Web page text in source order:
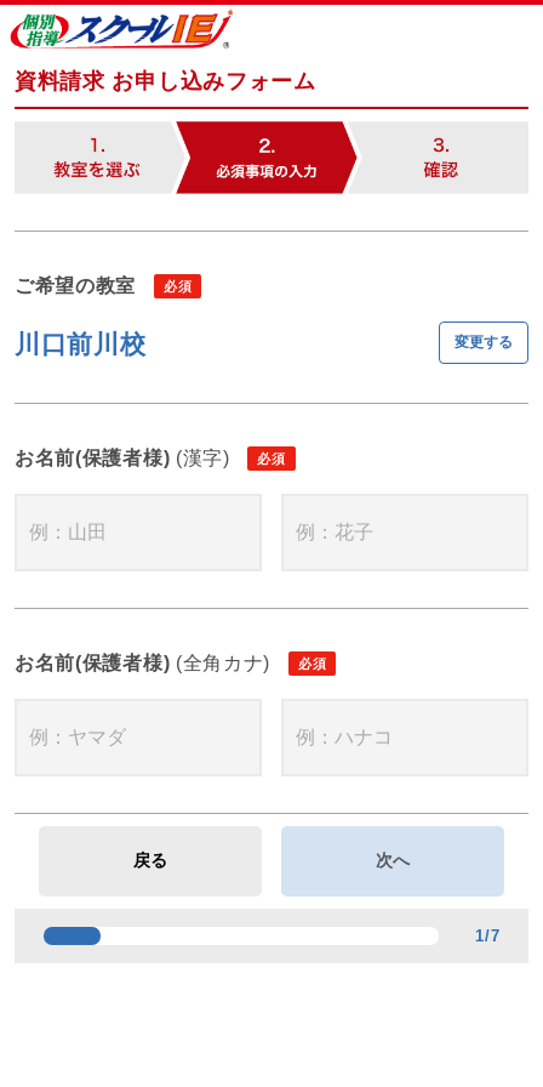
資料請求 お申し込みフォーム
ご希望の教室
川口前川校 変更する
お名前(保護者様) (漢字)
お名前(保護者様) (全角カナ)
1/7